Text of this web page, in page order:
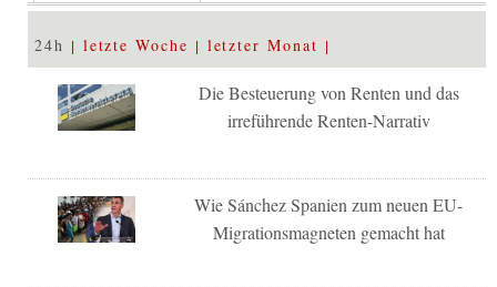
24h letzte Woche letzter Monat
Die Besteuerung von Renten und das
irreführende Renten-Narrativ
Wie Sánchez Spanien zum neuen EU-
Migrationsmagneten gemacht hat